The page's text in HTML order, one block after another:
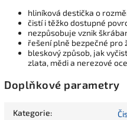
hliníková destička o
čistí i těžko dostupné
nezpůsobuje vznik
řešení plně bezpečné pro
bleskový způsob, jak
zlata, mědi a nerezové
Doplňkové parametry
Kategorie: